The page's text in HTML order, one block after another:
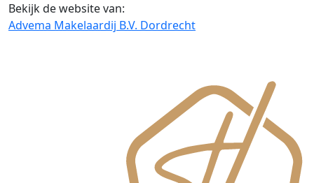
Bekijk de website van:
Advema Makelaardij B.V. Dordrecht